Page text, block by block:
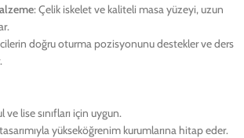
: Çelik iskelet ve kaliteli masa yüzeyi, uzun
doğru oturma pozisyonunu destekler ve ders
lise sınıfları için uygun.
yükseköğrenim kurumlarına hitap eder.